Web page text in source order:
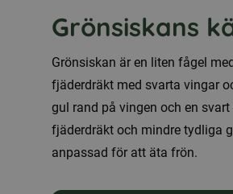
Grönsiskans
Grönsiskan är en liten fågel
fjäderdräkt med svarta vingar
gul rand på vingen och en
fjäderdräkt och mindre tydliga
anpassad för att äta frön.